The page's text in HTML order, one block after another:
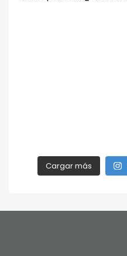
Cargar más